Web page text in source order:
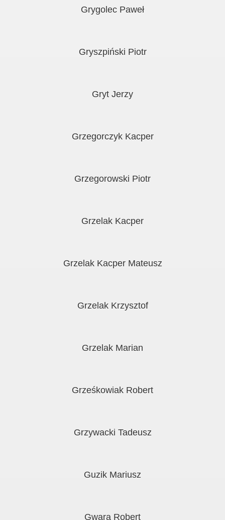
Grygolec Paweł
Gryszpiński Piotr
Gryt Jerzy
Grzegorczyk Kacper
Grzegorowski Piotr
Grzelak Kacper
Grzelak Kacper Mateusz
Grzelak Krzysztof
Grzelak Marian
Grześkowiak Robert
Grzywacki Tadeusz
Guzik Mariusz
Gwara Robert